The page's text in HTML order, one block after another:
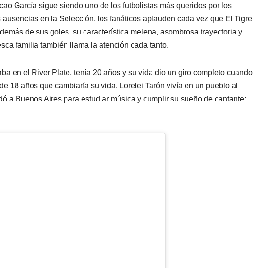
García sigue siendo uno de los futbolistas más queridos por los
ausencias en la Selección, los fanáticos aplauden cada vez que El Tigre
de sus goles, su característica melena, asombrosa trayectoria y
familia también llama la atención cada tanto.
en el River Plate, tenía 20 años y su vida dio un giro completo cuando
18 años que cambiaría su vida. Lorelei Tarón vivía en un pueblo al
a Buenos Aires para estudiar música y cumplir su sueño de cantante: